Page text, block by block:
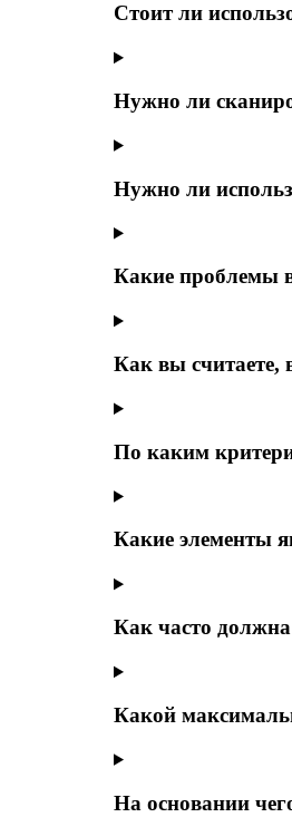
Стоит ли
Нужно ли
Нужно ли
Какие проблемы
Как вы считаете,
По каким
Какие элементы
Как часто должна
Какой
На основании